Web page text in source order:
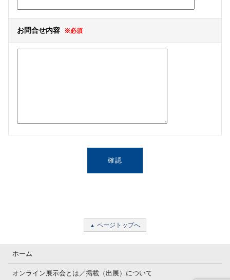
お問合せ内容 ※必須
ページトップへ
ホーム
オンライン展示会とは／掲載（出展）について